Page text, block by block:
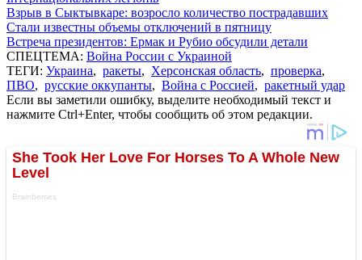
Взрыв в Сыктывкаре: возросло количество пострадавших
Стали известны объемы отключений в пятницу
Встреча президентов: Ермак и Рубио обсудили детали
СПЕЦТЕМА: Война России с Украиной
ТЕГИ: Украина, ракеты, Херсонская область, проверка,
ПВО, русские оккупанты, Война с Россией, ракетный удар
Если вы заметили ошибку, выделите необходимый текст и
нажмите Ctrl+Enter, чтобы сообщить об этом редакции.